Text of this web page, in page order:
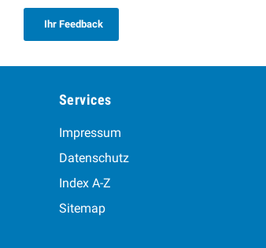
Ihr Feedback
Services
Impressum
Datenschutz
Index A-Z
Sitemap